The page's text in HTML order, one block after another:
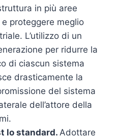
in più aree
proteggere meglio
L’utilizzo di un
per ridurre la
di ciascun sistema
drasticamente la
del sistema
dell’attore della
lo standard. Adottare